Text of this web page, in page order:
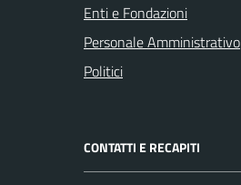
Enti e Fondazioni
Personale Amministrativo
Politici
CONTATTI E RECAPITI